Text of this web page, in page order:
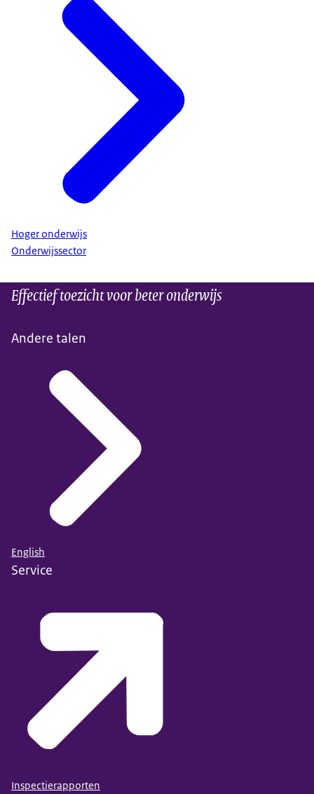
Hoger onderwijs
Onderwijssector
Effectief toezicht voor beter onderwijs
Andere talen
English
Service
Inspectierapporten